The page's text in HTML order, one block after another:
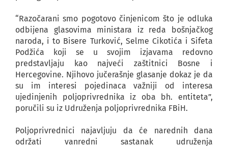
“Razočarani smo pogotovo činjenicom što je odluka
odbijena glasovima ministara iz reda bošnjačkog
naroda, i to Bisere Turković, Selme Cikotića i Sifeta
Podžića koji se u svojim izjavama redovno
predstavljaju kao najveći zaštitnici Bosne i
Hercegovine. Njihovo jučerašnje glasanje dokaz je da
su im interesi pojedinaca važniji od interesa
ujedinjenih poljoprivrednika iz oba bh. entiteta”,
poručili su iz Udruženja poljoprivrednika FBiH.
Poljoprivrednici najavljuju da će narednih dana
održati vanredni sastanak udruženja